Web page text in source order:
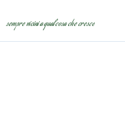
sempre vicini a qualcosa che cresce